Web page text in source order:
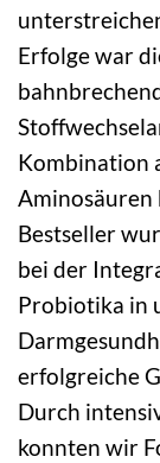
Erfolge war
Kombination
Aminosäuren
Bestseller
bei der
Probiotika in
erfolgreiche
Durch
konnten wir